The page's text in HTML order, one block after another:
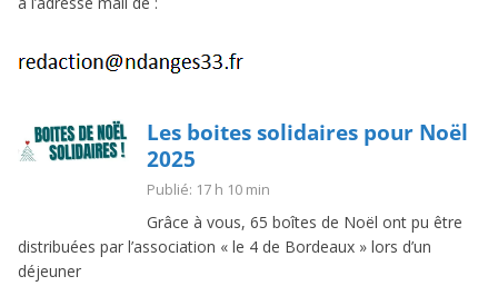
Les boites solidaires pour Noël
2025
Publié: 17 h 10 min
Grâce à vous, 65 boîtes de Noël ont pu être
distribuées par l’association « le 4 de Bordeaux » lors d’un
déjeuner